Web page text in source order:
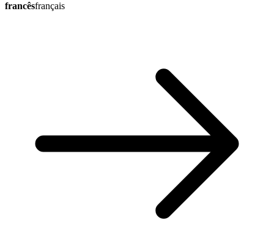
francêsfrançais